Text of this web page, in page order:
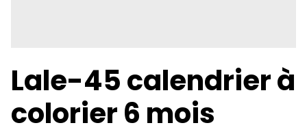
Lale-45 calendrier à
colorier 6 mois